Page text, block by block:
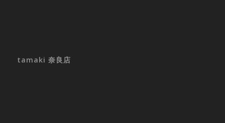
tamaki 奈良店